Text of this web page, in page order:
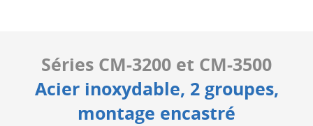
Séries CM-3200 et CM-3500
Acier inoxydable, 2 groupes,
montage encastré